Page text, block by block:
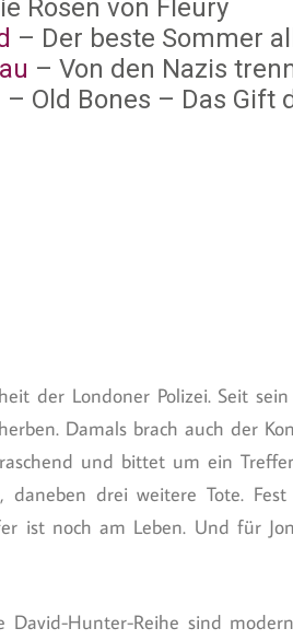
Rosen von Fleury
– Der beste Sommer
– Von den Nazis
– Old Bones – Das Gift
der Londoner Polizei. Seit
Damals brach auch der
und bittet um ein
daneben drei weitere Tote.
ist noch am Leben. Und für
Hunter-Reihe sind